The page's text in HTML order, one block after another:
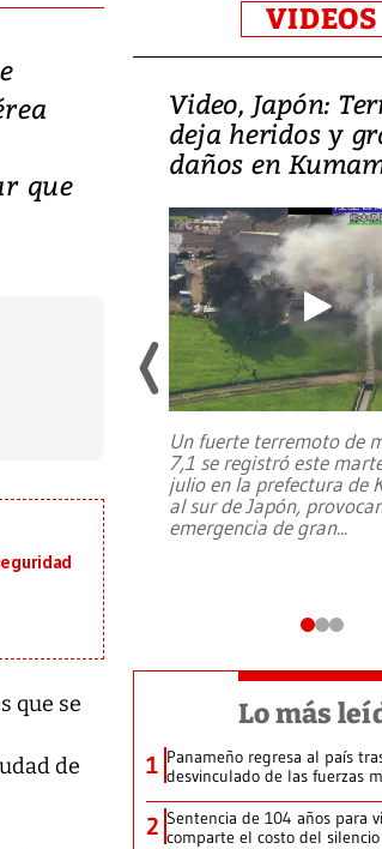
que
que se
de
VIDEOS
fe
Video, Japón:
deja heridos y
daños en
Un fuerte terremoto de
7,1 se registró este
julio en la prefectura de
al sur de Japón,
emergencia de gran...
Lo más
1 Panameño regresa al país
desvinculado de las fuerzas
2 Sentencia de 104 años para
comparte el costo del silencio